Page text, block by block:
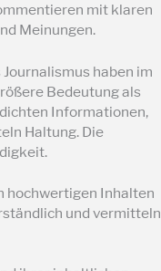
mit klaren
Meinungen.
haben im
Bedeutung als
Informationen,
Haltung. Die
hochwertigen Inhalten
und vermitteln